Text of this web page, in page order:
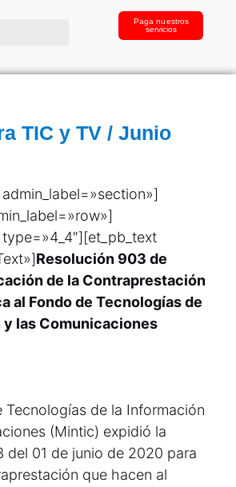
Paga nuestros
servicios
TIC y TV / Junio
Resolución 903 de
de la Contraprestación
al Fondo de Tecnologías de
las Comunicaciones
Tecnologías de la Información
(Mintic) expidió la
del 01 de junio de 2020 para
que hacen al